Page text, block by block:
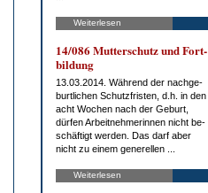
Weiterlesen
14/086 Mut­ter­schutz und Fort­
bil­dung
13.03.2014. Wäh­rend der nach­ge­
burt­li­chen Schutz­fris­ten, d.h. in den
acht Wo­chen nach der Ge­burt,
dür­fen Ar­beit­neh­me­rin­nen nicht be­
schäf­tigt wer­den. Das darf aber
nicht zu ei­nem ge­ne­rel­len ...
Weiterlesen